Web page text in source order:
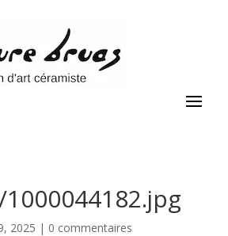
2025 | 0 commentaires